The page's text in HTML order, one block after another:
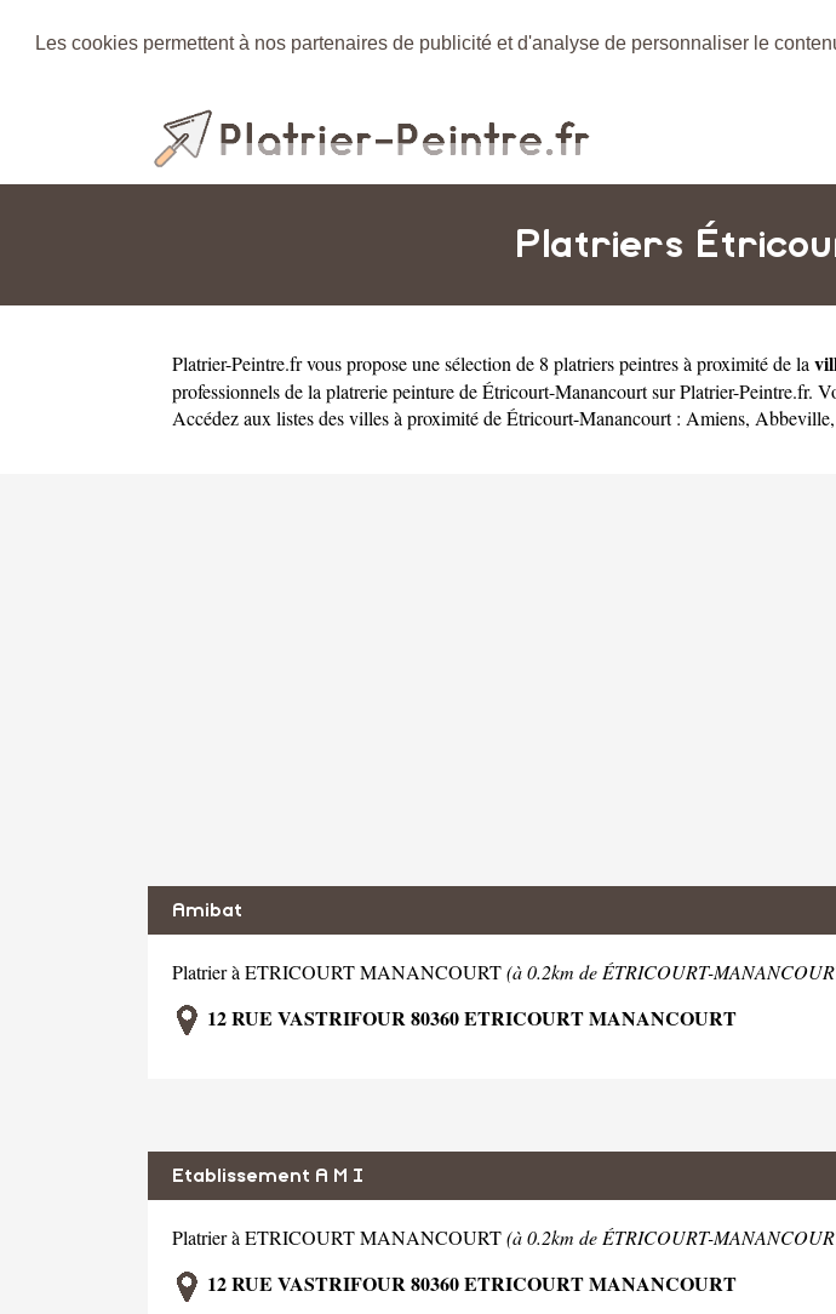
Les cookies permettent à nos partenaires de publicité et d'analyse de personnaliser le
Platriers
Platrier-Peintre.frvous propose une sélection de 8 platriers peintres à proximité de la
professionnels de la platrerie peinture de Étricourt-Manancourt sur Platrier-Peintre.fr.
Accédez aux listes des villes à proximité de Étricourt-Manancourt : Amiens, Abbeville,
Amibat
Platrier à ETRICOURT MANANCOURT(à 0.2km de ÉTRICOURT-
12 RUE VASTRIFOUR 80360 ETRICOURT MANANCOURT
Etablissement A M I
Platrier à ETRICOURT MANANCOURT(à 0.2km de ÉTRICOURT-
12 RUE VASTRIFOUR 80360 ETRICOURT MANANCOURT